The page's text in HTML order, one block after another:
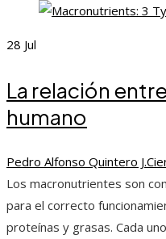
28 Jul
La relación
humano
Pedro Alfonso Quintero J.
Los macronutrientes son
para el correcto
proteínas y grasas. Cada